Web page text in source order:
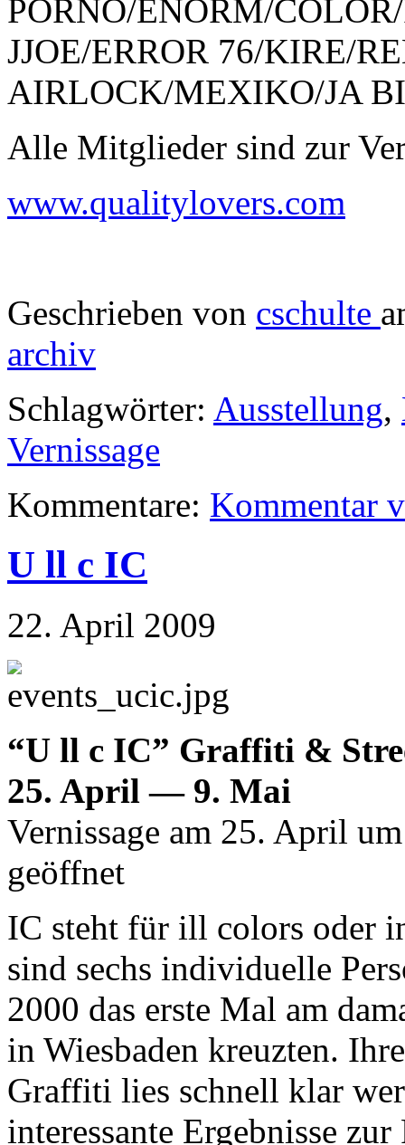
PORNO/ENORM/
JJOE/ERROR 76/KIRE/
AIRLOCK/MEXIKO/JA
Alle Mitglieder sind zur
www.qualitylovers.com
Geschrieben von cschulte
archiv
Schlagwörter: Ausstellung,
Vernissage
Kommentare: Kommentar
U ll c IC
22. April 2009
“U ll c IC” Graffiti &
25. April — 9. Mai
Vernissage am 25. April
geöffnet
IC steht für ill colors oder
sind sechs individuelle
2000 das erste Mal am
in Wiesbaden kreuzten.
Graffiti lies schnell klar
interessante Ergebnisse